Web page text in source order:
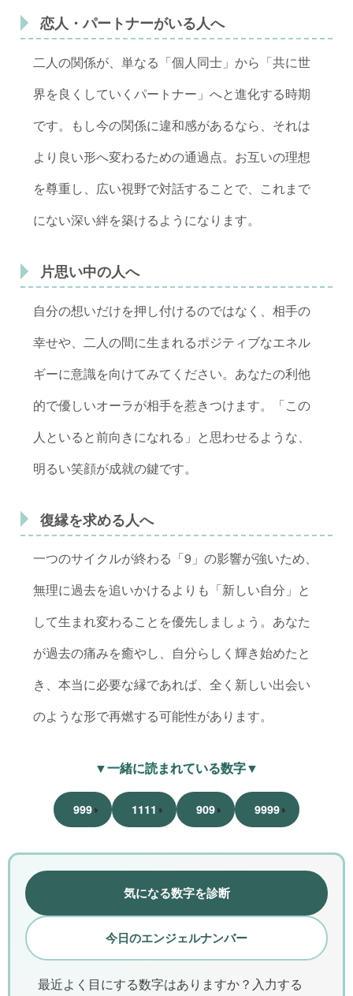
恋人・パートナーがいる人へ
二人の関係が、単なる「個人同士」から「共に世
界を良くしていくパートナー」へと進化する時期
です。もし今の関係に違和感があるなら、それは
より良い形へ変わるための通過点。お互いの理想
を尊重し、広い視野で対話することで、これまで
にない深い絆を築けるようになります。
片思い中の人へ
自分の想いだけを押し付けるのではなく、相手の
幸せや、二人の間に生まれるポジティブなエネル
ギーに意識を向けてみてください。あなたの利他
的で優しいオーラが相手を惹きつけます。「この
人といると前向きになれる」と思わせるような、
明るい笑顔が成就の鍵です。
復縁を求める人へ
一つのサイクルが終わる「9」の影響が強いため、
無理に過去を追いかけるよりも「新しい自分」と
して生まれ変わることを優先しましょう。あなた
が過去の痛みを癒やし、自分らしく輝き始めたと
き、本当に必要な縁であれば、全く新しい出会い
のような形で再燃する可能性があります。
▼一緒に読まれている数字▼
999 1111 909 9999
気になる数字を診断
今日のエンジェルナンバー
最近よく目にする数字はありますか？入力する